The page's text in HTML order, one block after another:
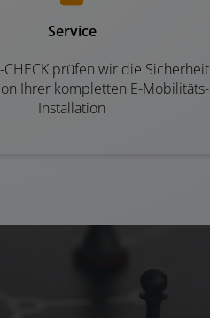
Service
prüfen wir die Sicherheit
Ihrer kompletten E-Mobilitäts-
Installation